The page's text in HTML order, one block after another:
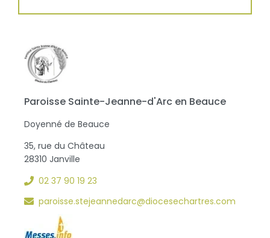
Paroisse Sainte-Jeanne-d'Arc en Beauce
Doyenné de Beauce
35, rue du Château
28310 Janville
02 37 90 19 23
paroisse.stejeannedarc@diocesechartres.com